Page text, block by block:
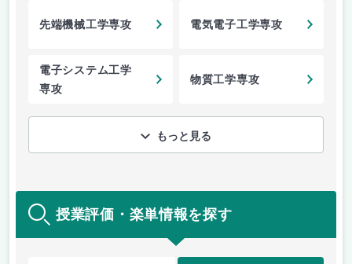
先端機械工学専攻 電気電子工学専攻
電子システム工学
専攻
物質工学専攻
もっと見る
授業評価・楽単情報を探す